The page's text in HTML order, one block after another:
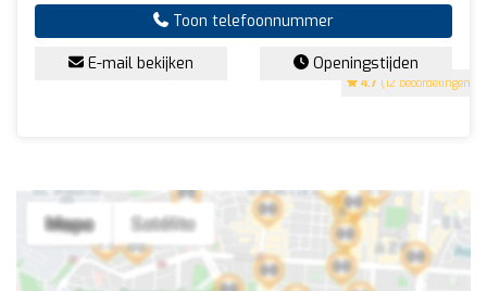
4.7 (12 beoordelingen)
Toon telefoonnummer
E-mail bekijken Openingstijden